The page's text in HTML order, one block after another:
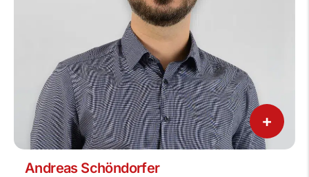
+
Andreas Schöndorfer